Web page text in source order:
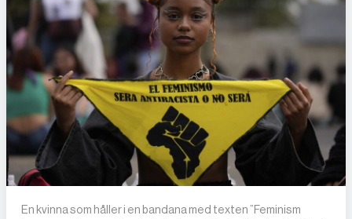
En kvinna som håller i en bandana med texten ”Feminism